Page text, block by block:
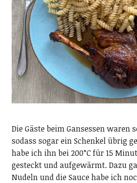
Die Gäste beim Gansessen waren
sodass sogar ein Schenkel übrig
habe ich ihn bei 200°C für 15
gesteckt und aufgewärmt. Dazu
Nudeln und die Sauce habe ich